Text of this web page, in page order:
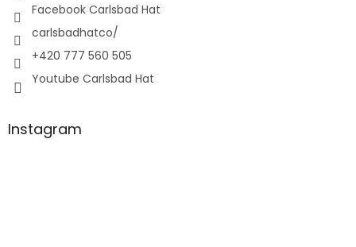
Facebook Carlsbad Hat
carlsbadhatco/
+420 777 560 505
Youtube Carlsbad Hat
Instagram